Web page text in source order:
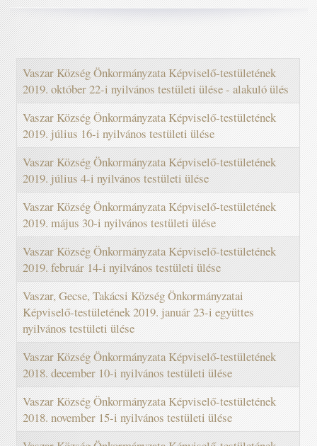
Vaszar Község Önkormányzata Képviselő-testületének
2019. október 22-i nyilvános testületi ülése - alakuló ülés
Vaszar Község Önkormányzata Képviselő-testületének
2019. július 16-i nyilvános testületi ülése
Vaszar Község Önkormányzata Képviselő-testületének
2019. július 4-i nyilvános testületi ülése
Vaszar Község Önkormányzata Képviselő-testületének
2019. május 30-i nyilvános testületi ülése
Vaszar Község Önkormányzata Képviselő-testületének
2019. február 14-i nyilvános testületi ülése
Vaszar, Gecse, Takácsi Község Önkormányzatai
Képviselő-testületének 2019. január 23-i együttes
nyilvános testületi ülése
Vaszar Község Önkormányzata Képviselő-testületének
2018. december 10-i nyilvános testületi ülése
Vaszar Község Önkormányzata Képviselő-testületének
2018. november 15-i nyilvános testületi ülése